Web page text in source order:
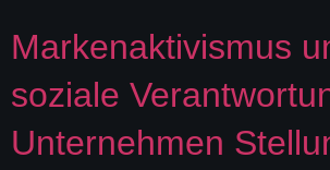
Markenaktivismus
soziale
Unternehmen